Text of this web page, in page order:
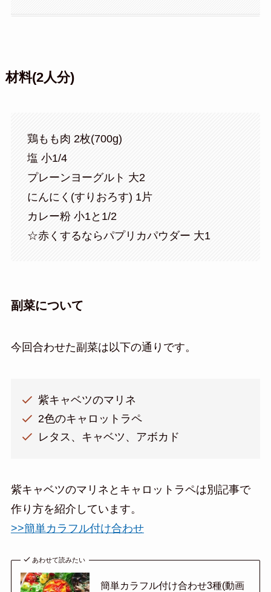
材料(2人分)
鶏もも肉 2枚(700g)
塩 小1/4
プレーンヨーグルト 大2
にんにく(すりおろす) 1片
カレー粉 小1と1/2
☆赤くするならパプリカパウダー 大1
副菜について
今回合わせた副菜は以下の通りです。
紫キャベツのマリネ
2色のキャロットラペ
レタス、キャベツ、アボカド
紫キャベツのマリネとキャロットラペは別記事で
作り方を紹介しています。
>>簡単カラフル付け合わせ
あわせて読みたい
簡単カラフル付け合わせ3種(動画